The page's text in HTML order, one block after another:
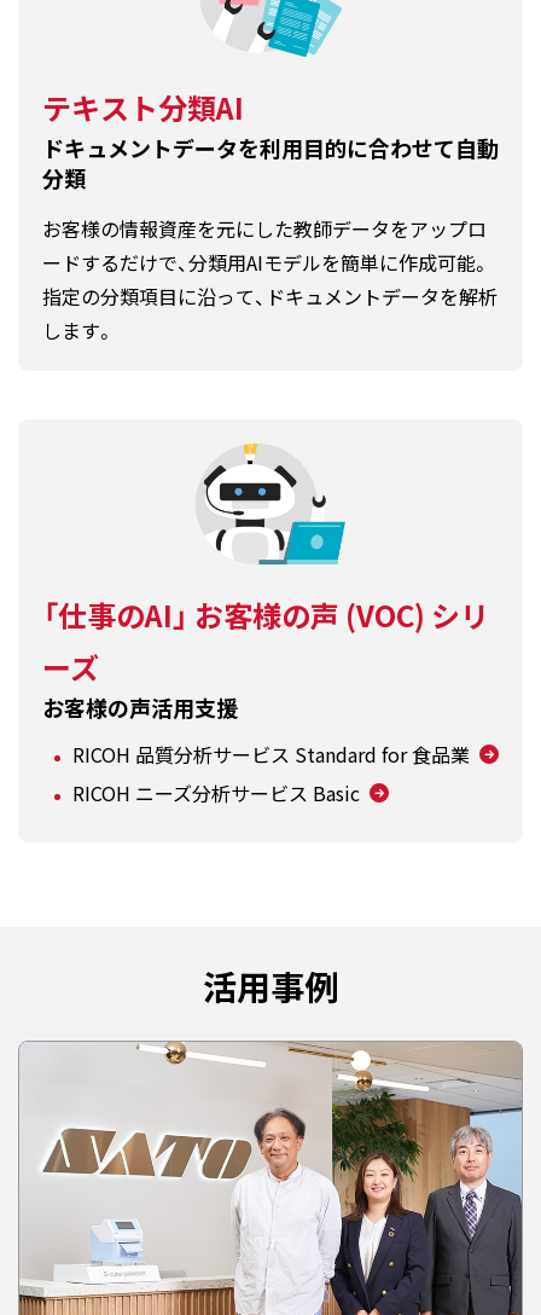
テキスト分類AI
ドキュメントデータを利用目的に合わせて自動
分類
お客様の情報資産を元にした教師データをアップロ
ードするだけで、分類用AIモデルを簡単に作成可能。
指定の分類項目に沿って、ドキュメントデータを解析
します。
「仕事のAI」 お客様の声 (VOC) シリ
ーズ
お客様の声活用支援
RICOH 品質分析サービス Standard for 食品業
RICOH ニーズ分析サービス Basic
活用事例